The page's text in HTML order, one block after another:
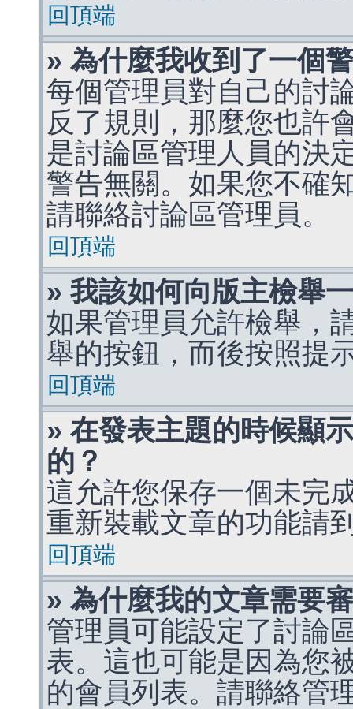
回頂端
» 為什麼我收到了一個
每個管理員對自己的討
反了規則，那麼您也許
是討論區管理人員的決
警告無關。如果您不確
請聯絡討論區管理員。
回頂端
» 我該如何向版主檢舉
如果管理員允許檢舉，
舉的按鈕，而後按照提
回頂端
» 在發表主題的時候顯
的？
這允許您保存一個未完
重新裝載文章的功能請
回頂端
» 為什麼我的文章需要
管理員可能設定了討論
表。這也可能是因為您
的會員列表。請聯絡管